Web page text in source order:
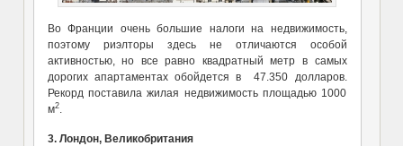
Во Франции очень большие налоги на недвижимость,
поэтому риэлторы здесь не отличаются особой
активностью, но все равно квадратный метр в самых
дорогих апартаментах обойдется в 47.350 долларов.
Рекорд поставила жилая недвижимость площадью 1000
м2.
3. Лондон, Великобритания